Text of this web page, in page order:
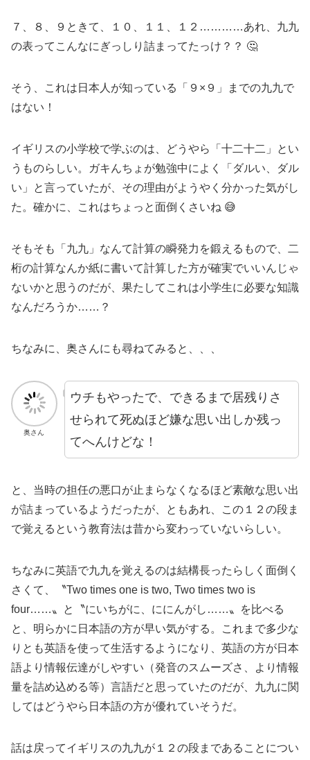
７、８、９ときて、１０、１１、１２…………あれ、九九
の表ってこんなにぎっしり詰まってたっけ？？ 🤔
そう、これは日本人が知っている「９×９」までの九九で
はない！
イギリスの小学校で学ぶのは、どうやら「十二十二」とい
うものらしい。ガキんちょが勉強中によく「ダルい、ダル
い」と言っていたが、その理由がようやく分かった気がし
た。確かに、これはちょっと面倒くさいね 😅
そもそも「九九」なんて計算の瞬発力を鍛えるもので、二
桁の計算なんか紙に書いて計算した方が確実でいいんじゃ
ないかと思うのだが、果たしてこれは小学生に必要な知識
なんだろうか……？
ちなみに、奥さんにも尋ねてみると、、、
奥さん
ウチもやったで、できるまで居残りさ
せられて死ぬほど嫌な思い出しか残っ
てへんけどな！
と、当時の担任の悪口が止まらなくなるほど素敵な思い出
が詰まっているようだったが、ともあれ、この１２の段ま
で覚えるという教育法は昔から変わっていないらしい。
ちなみに英語で九九を覚えるのは結構長ったらしく面倒く
さくて、〝Two times one is two, Two times two is
four……〟と〝にいちがに、ににんがし……〟を比べる
と、明らかに日本語の方が早い気がする。これまで多少な
りとも英語を使って生活するようになり、英語の方が日本
語より情報伝達がしやすい（発音のスムーズさ、より情報
量を詰め込める等）言語だと思っていたのだが、九九に関
してはどうやら日本語の方が優れていそうだ。
話は戻ってイギリスの九九が１２の段まであることについ